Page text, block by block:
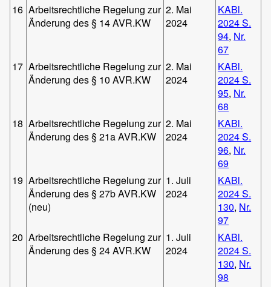
16 Arbeitsrechtliche Regelung zur
Änderung des § 14 AVR.KW
2. Mai
2024
KABl.
2024 S.
94, Nr.
67
17 Arbeitsrechtliche Regelung zur
Änderung des § 10 AVR.KW
2. Mai
2024
KABl.
2024 S.
95, Nr.
68
18 Arbeitsrechtliche Regelung zur
Änderung des § 21a AVR.KW
2. Mai
2024
KABl.
2024 S.
96, Nr.
69
19 Arbeitsrechtliche Regelung zur
Änderung des § 27b AVR.KW
(neu)
1. Juli
2024
KABl.
2024 S.
130, Nr.
97
20 Arbeitsrechtliche Regelung zur
Änderung des § 24 AVR.KW
1. Juli
2024
KABl.
2024 S.
130, Nr.
98